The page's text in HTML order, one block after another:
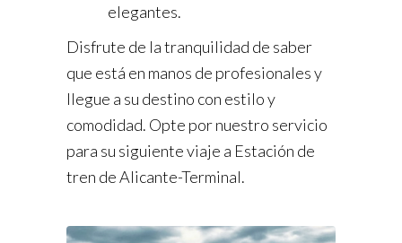
elegantes.
Disfrute de la tranquilidad de saber
que está en manos de profesionales y
llegue a su destino con estilo y
comodidad. Opte por nuestro servicio
para su siguiente viaje a Estación de
tren de Alicante-Terminal.